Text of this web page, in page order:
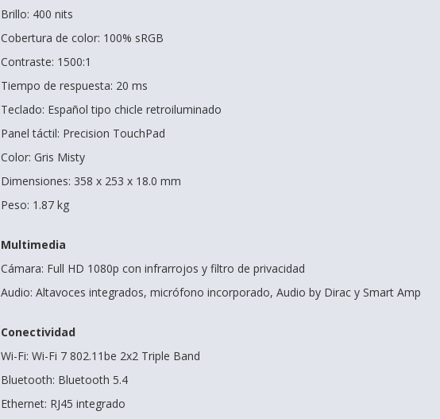
Brillo: 400 nits
Cobertura de color: 100% sRGB
Contraste: 1500:1
Tiempo de respuesta: 20 ms
Teclado: Español tipo chicle retroiluminado
Panel táctil: Precision TouchPad
Color: Gris Misty
Dimensiones: 358 x 253 x 18.0 mm
Peso: 1.87 kg
Multimedia
Cámara: Full HD 1080p con infrarrojos y filtro de privacidad
Audio: Altavoces integrados, micrófono incorporado, Audio by Dirac y Smart Amp
Conectividad
Wi-Fi: Wi-Fi 7 802.11be 2x2 Triple Band
Bluetooth: Bluetooth 5.4
Ethernet: RJ45 integrado